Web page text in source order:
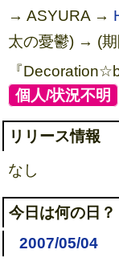
→ ASYURA →
太の憂鬱) → (期
『
[個人/状況不明
リリース情報
なし
今日は何の日？
2007/05/04